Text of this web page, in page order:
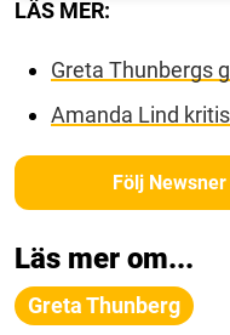
LÄS MER:
Greta Thunbergs
Amanda Lind
Följ
Läs mer om...
Greta Thunberg